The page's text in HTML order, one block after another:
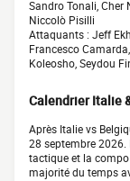
Sandro Tonali, Cher
Niccolò Pisilli
Attaquants : Jeff
Francesco
Koleosho, Seydou
Calendrier Italie
Après Italie vs
28 septembre
tactique et la
majorité du temps